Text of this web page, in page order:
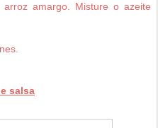
amargo. Misture o azeite
salsa